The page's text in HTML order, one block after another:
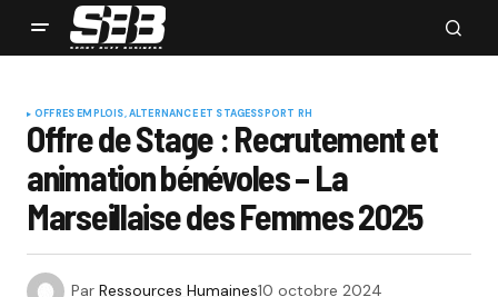
OFFRES EMPLOIS, ALTERNANCE ET STAGESSPORT RH
Offre de Stage : Recrutement et
animation bénévoles – La
Marseillaise des Femmes 2025
Par Ressources Humaines10 octobre 2024